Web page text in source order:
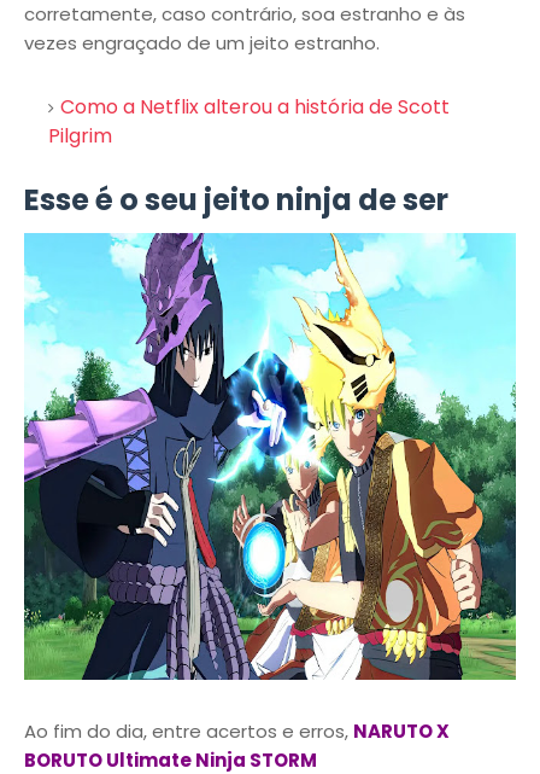
corretamente, caso contrário, soa estranho e às
vezes engraçado de um jeito estranho.
Como a Netflix alterou a história de Scott
Pilgrim
Esse é o seu jeito ninja de ser
Ao fim do dia, entre acertos e erros, NARUTO X
BORUTO Ultimate Ninja STORM